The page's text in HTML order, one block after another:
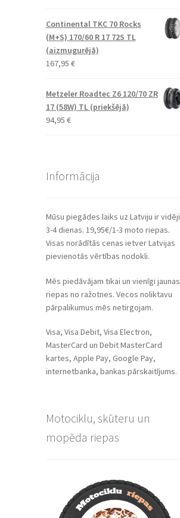
Continental TKC 70 Rocks
(M+S) 170/60 R 17 72S TL
(aizmugurējā)
167,95 €
Metzeler Roadtec Z6 120/70 ZR
17 (58W) TL (priekšējā)
94,95 €
Informācija
Mūsu piegādes laiks uz Latviju ir vidēji
3-4 dienas. 19,95€/1-3 moto riepas.
Visas norādītās cenas ietver Latvijas
pievienotās vērtības nodokli.
Mēs piedāvājam tikai un vienīgi jaunas
riepas no ražotnes. Vecos noliktavu
pārpalikumus mēs netirgojam.
Visa, Visa Debit, Visa Electron,
MasterCard un Debit MasterCard
kartes, Apple Pay, Google Pay,
internetbanka, bankas pārskaitījums.
Motociklu, skūteru un
mopēda riepas